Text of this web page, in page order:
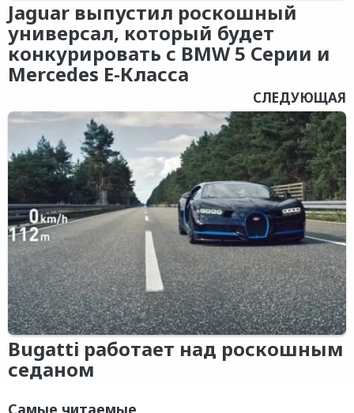
Jaguar выпустил роскошный
универсал, который будет
конкурировать с BMW 5 Серии и
Mercedes E-Класса
СЛЕДУЮЩАЯ
Bugatti работает над роскошным
седаном
Самые читаемые